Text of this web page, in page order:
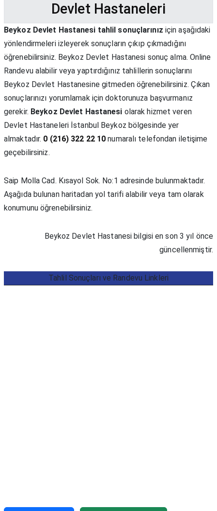
Devlet Hastaneleri
Beykoz Devlet Hastanesi tahlil sonuçlarınız için aşağıdaki
yönlendirmeleri izleyerek sonuçların çıkıp çıkmadığını
öğrenebilirsiniz. Beykoz Devlet Hastanesi sonuç alma. Online
Randevu alabilir veya yaptırdığınız tahlillerin sonuçlarını
Beykoz Devlet Hastanesine gitmeden öğrenebilirsiniz. Çıkan
sonuçlarınızı yorumlamak için doktorunuza başvurmanız
gerekir. Beykoz Devlet Hastanesi olarak hizmet veren
Devlet Hastaneleri İstanbul Beykoz bölgesinde yer
almaktadır. 0 (216) 322 22 10 numaralı telefondan iletişime
geçebilirsiniz.
Saip Molla Cad. Kısayol Sok. No:1 adresinde bulunmaktadır.
Aşağıda bulunan haritadan yol tarifi alabilir veya tam olarak
konumunu öğrenebilirsiniz.
Beykoz Devlet Hastanesi bilgisi en son 3 yıl önce
güncellenmiştir.
Tahlil Sonuçları ve Randevu Linkleri